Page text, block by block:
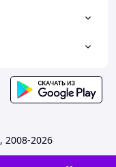
2008-2026